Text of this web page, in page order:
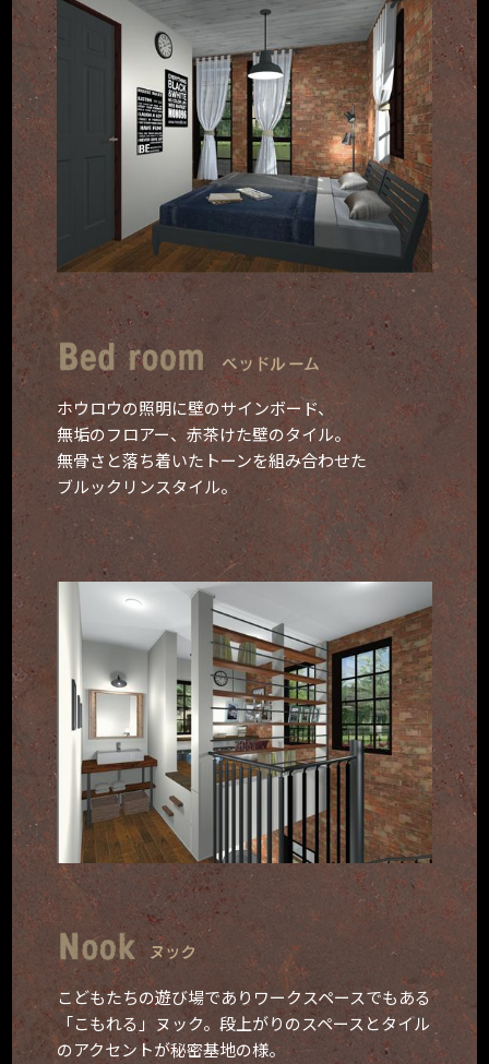
ホウロウの照明に壁のサインボード、
無垢のフロアー、赤茶けた壁のタイル。
無骨さと落ち着いたトーンを組み合わせた
ブルックリンスタイル。
こどもたちの遊び場でありワークスペースでもある
「こもれる」ヌック。 段上がりのスペースとタイル
のアクセントが秘密基地の様。